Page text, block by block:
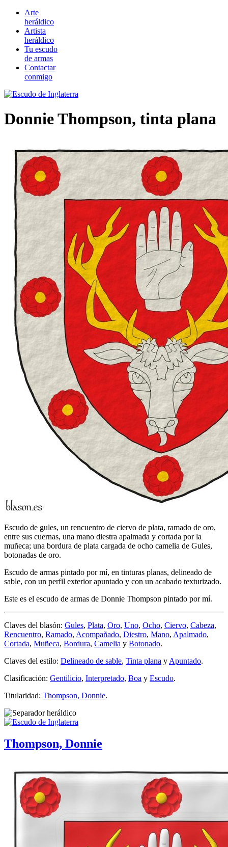
Arte
heráldico
Artista
heráldico
Tu escudo
de armas
Contactar
conmigo
Donnie Thompson, tinta plana
Escudo de gules, un rencuentro de ciervo de plata, ramado de oro,
entre sus cuernas, una mano diestra apalmada y cortada por la
muñeca; una bordura de plata cargada de ocho camelia de Gules,
botonadas de oro.
Escudo de armas pintado por mí, en tinturas planas, delineado de
sable, con un perfil exterior apuntado y con un acabado texturizado.
Este es el escudo de armas de Donnie Thompson pintado por mí.
Claves del blasón: Gules, Plata, Oro, Uno, Ocho, Ciervo, Cabeza,
Rencuentro, Ramado, Acompañado, Diestro, Mano, Apalmado,
Cortada, Muñeca, Bordura, Camelia y Botonado.
Claves del estilo: Delineado de sable, Tinta plana y Apuntado.
Clasificación: Gentilicio, Interpretado, Boa y Escudo.
Titularidad: Thompson, Donnie.
Thompson, Donnie